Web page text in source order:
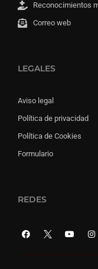
Reconocimientos
Correo web
LEGALES
Aviso legal
Política de privacidad
Política de Cookies
Formulario
REDES